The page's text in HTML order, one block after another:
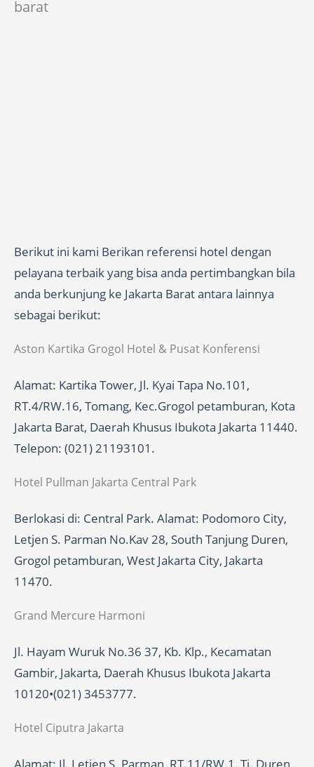
barat
Berikut ini kami Berikan referensi hotel dengan
pelayana terbaik yang bisa anda pertimbangkan bila
anda berkunjung ke Jakarta Barat antara lainnya
sebagai berikut:
Aston Kartika Grogol Hotel & Pusat Konferensi
Alamat: Kartika Tower, Jl. Kyai Tapa No.101,
RT.4/RW.16, Tomang, Kec.Grogol petamburan, Kota
Jakarta Barat, Daerah Khusus Ibukota Jakarta 11440.
Telepon: (021) 21193101.
Hotel Pullman Jakarta Central Park
Berlokasi di: Central Park. Alamat: Podomoro City,
Letjen S. Parman No.Kav 28, South Tanjung Duren,
Grogol petamburan, West Jakarta City, Jakarta
11470.
Grand Mercure Harmoni
Jl. Hayam Wuruk No.36 37, Kb. Klp., Kecamatan
Gambir, Jakarta, Daerah Khusus Ibukota Jakarta
10120•(021) 3453777.
Hotel Ciputra Jakarta
Alamat: Jl. Letjen S. Parman, RT.11/RW.1, Tj. Duren